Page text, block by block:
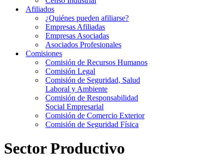
Afiliados
¿Quiénes pueden afiliarse?
Empresas Afiliadas
Empresas Asociadas
Asociados Profesionales
Comisiones
Comisión de Recursos Humanos
Comisión Legal
Comisión de Seguridad, Salud
Laboral y Ambiente
Comisión de Responsabilidad
Social Empresarial
Comisión de Comercio Exterior
Comisión de Seguridad Física
Sector Productivo